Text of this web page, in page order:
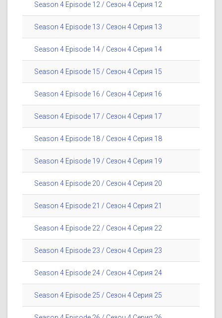
Season 4 Episode 12 / Сезон 4 Серия 12
Season 4 Episode 13 / Сезон 4 Серия 13
Season 4 Episode 14 / Сезон 4 Серия 14
Season 4 Episode 15 / Сезон 4 Серия 15
Season 4 Episode 16 / Сезон 4 Серия 16
Season 4 Episode 17 / Сезон 4 Серия 17
Season 4 Episode 18 / Сезон 4 Серия 18
Season 4 Episode 19 / Сезон 4 Серия 19
Season 4 Episode 20 / Сезон 4 Серия 20
Season 4 Episode 21 / Сезон 4 Серия 21
Season 4 Episode 22 / Сезон 4 Серия 22
Season 4 Episode 23 / Сезон 4 Серия 23
Season 4 Episode 24 / Сезон 4 Серия 24
Season 4 Episode 25 / Сезон 4 Серия 25